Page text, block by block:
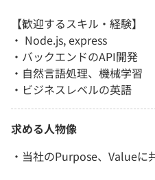
【歓迎するスキル・経験】
・ Node.js, express
・バックエンドのAPI開発
・自然言語処理、機械学習
・ビジネスレベルの英語
求める人物像
・当社のPurpose、Valueに